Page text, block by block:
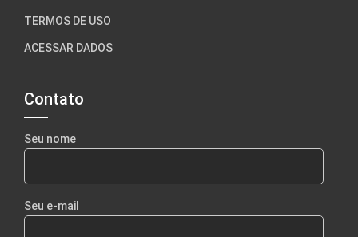
TERMOS DE USO
ACESSAR DADOS
Contato
Seu nome
Seu e-mail